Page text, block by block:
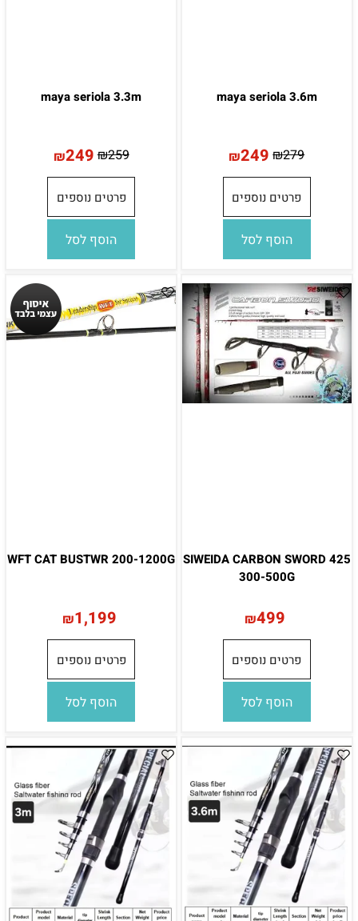
maya seriola 3.6m
₪279
₪249
פרטים נוספים
הוסף לסל
maya seriola 3.3m
₪259
₪249
פרטים נוספים
הוסף לסל
SIWEIDA CARBON SWORD 425
300-500G
₪499
פרטים נוספים
הוסף לסל
WFT CAT BUSTWR 200-1200G
₪1,199
פרטים נוספים
הוסף לסל